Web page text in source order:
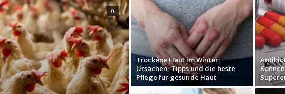
0
Trockene Haut im Winter:
Ursachen, Tipps und die beste
Pflege für gesunde Haut